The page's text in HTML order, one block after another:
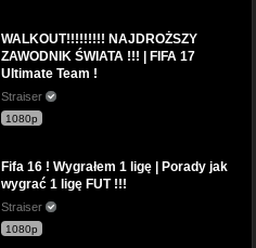
WALKOUT!!!!!!!!! NAJDROŻSZY
ZAWODNIK ŚWIATA !!! | FIFA 17
Ultimate Team !
Straiser
1080p
Fifa 16 ! Wygrałem 1 ligę | Porady jak
wygrać 1 ligę FUT !!!
Straiser
1080p